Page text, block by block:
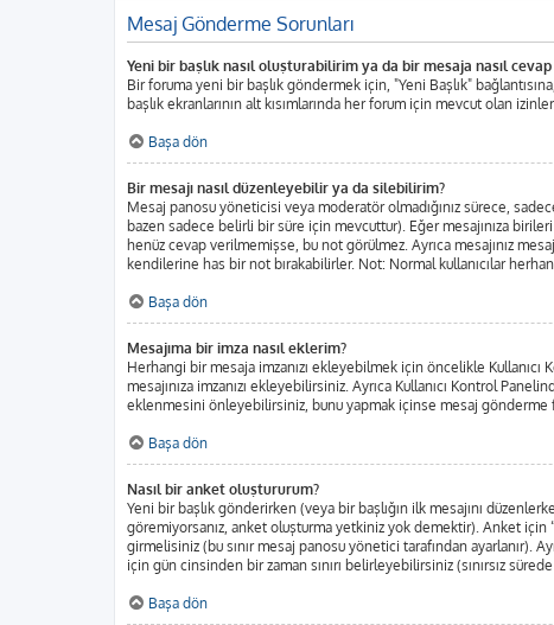
Mesaj Gönderme Sorunları
Yeni bir başlık nasıl oluşturabilirim ya da bir mesaja nasıl
Bir foruma yeni bir başlık göndermek için, "Yeni Başlık"
başlık ekranlarının alt kısımlarında her forum için mevcut olan
Başa dön
Bir mesajı nasıl düzenleyebilir ya da silebilirim?
Mesaj panosu yöneticisi veya moderatör olmadığınız sürece,
bazen sadece belirli bir süre için mevcuttur). Eğer mesajınıza
henüz cevap verilmemişse, bu not görülmez. Ayrıca mesajınız
kendilerine has bir not bırakabilirler. Not: Normal kullanıcılar
Başa dön
Mesajıma bir imza nasıl eklerim?
Herhangi bir mesaja imzanızı ekleyebilmek için öncelikle
mesajınıza imzanızı ekleyebilirsiniz. Ayrıca Kullanıcı Kontrol
eklenmesini önleyebilirsiniz, bunu yapmak içinse mesaj
Başa dön
Nasıl bir anket oluştururum?
Yeni bir başlık gönderirken (veya bir başlığın ilk mesajını
göremiyorsanız, anket oluşturma yetkiniz yok demektir). Anket için
girmelisiniz (bu sınır mesaj panosu yönetici tarafından ayarlanır).
için gün cinsinden bir zaman sınırı belirleyebilirsiniz (sınırsız
Başa dön